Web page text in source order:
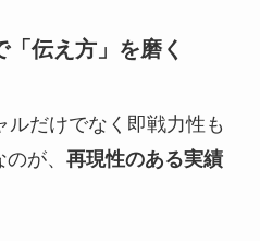
伝え方」を磨く
ルだけでなく即戦力性も
が、 再現性のある実績